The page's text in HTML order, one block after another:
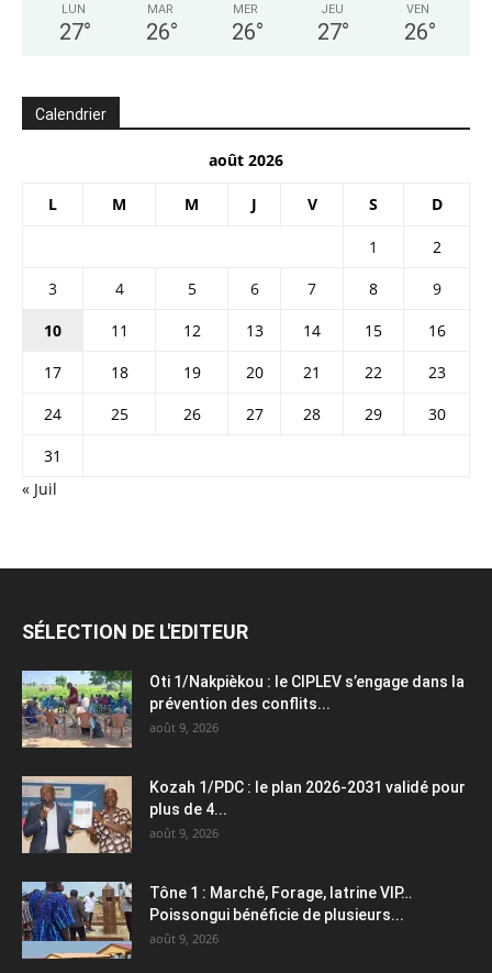
LUN
27°
MAR
26°
MER
26°
JEU
27°
VEN
26°
Calendrier
août 2026
L M M J V S D
1
2
3
4 5 6 7 8
9
10
11 12 13 14 15
16
17
18 19 20 21 22
23
24
25 26 27 28 29
30
31
« Juil
SÉLECTION DE L'EDITEUR
Oti 1/Nakpièkou : le CIPLEV s’engage dans la
prévention des conflits...
août 9, 2026
Kozah 1/PDC : le plan 2026-2031 validé pour
plus de 4...
août 9, 2026
Tône 1 : Marché, Forage, latrine VIP…
Poissongui bénéficie de plusieurs...
août 9, 2026